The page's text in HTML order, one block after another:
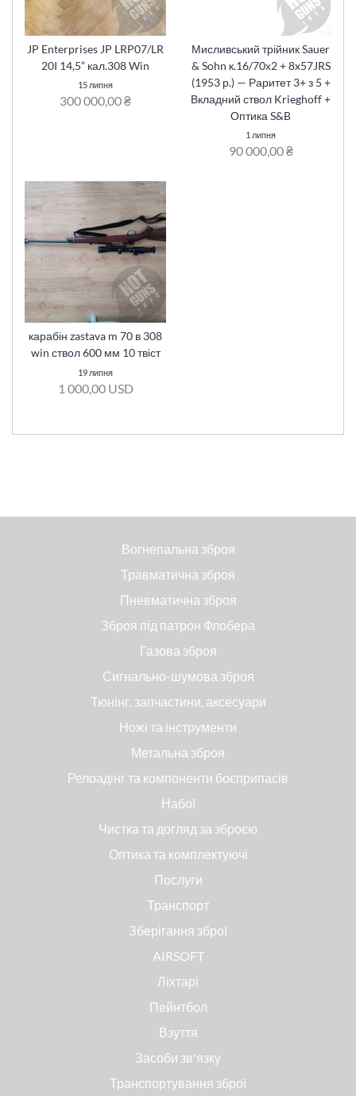
JP Enterprises JP LRP07/LR
20I 14,5” кал.308 Win
15 липня
300 000,00 ₴
Мисливський трійник Sauer
& Sohn к.16/70х2 + 8x57JRS
(1953 р.) — Раритет 3+ з 5 +
Вкладний ствол Krieghoff +
Оптика S&B
1 липня
90 000,00 ₴
карабін zastava m 70 в 308
win ствол 600 мм 10 твіст
19 липня
1 000,00 USD
Вогнепальна зброя
Травматична зброя
Пневматична зброя
Зброя під патрон Флобера
Газова зброя
Сигнально-шумова зброя
Тюнінг, запчастини, аксесуари
Ножі та інструменти
Метальна зброя
Релоадінг та компоненти боєприпасів
Набої
Чистка та догляд за зброєю
Оптика та комплектуючі
Послуги
Транспорт
Зберігання зброї
AIRSOFT
Ліхтарі
Пейнтбол
Взуття
Засоби зв'язку
Транспортування зброї